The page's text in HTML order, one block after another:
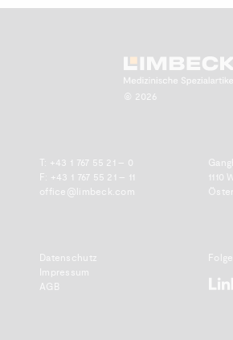
Zum Anfang scrollen.
© 2026
T: +43 1 767 55 21 – 0
F: +43 1 767 55 21 – 11
office@limbeck.com
1110
Datenschutz
Impressum
AGB